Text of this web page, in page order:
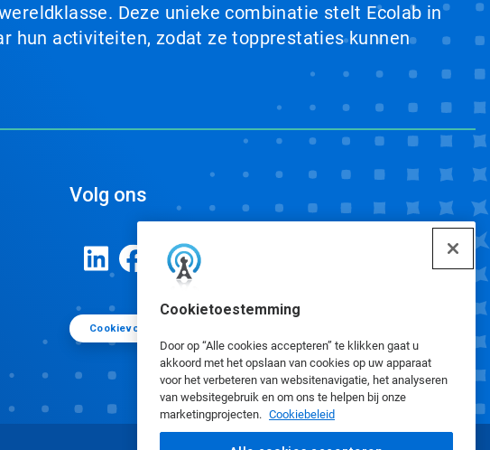
Cookietoestemming
Door op “Alle cookies accepteren” te klikken gaat u
akkoord met het opslaan van cookies op uw apparaat
voor het verbeteren van websitenavigatie, het analyseren
van websitegebruik en om ons te helpen bij onze
marketingprojecten. Cookiebeleid
Deze unieke combinatie stelt Ecolab in
hun activiteiten, zodat ze topprestaties kunnen
Volg ons
Cookievoorkeuren